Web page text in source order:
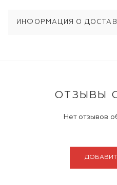
ИНФОРМАЦИЯ О
ОТЗЫВЫ
Нет отзывов